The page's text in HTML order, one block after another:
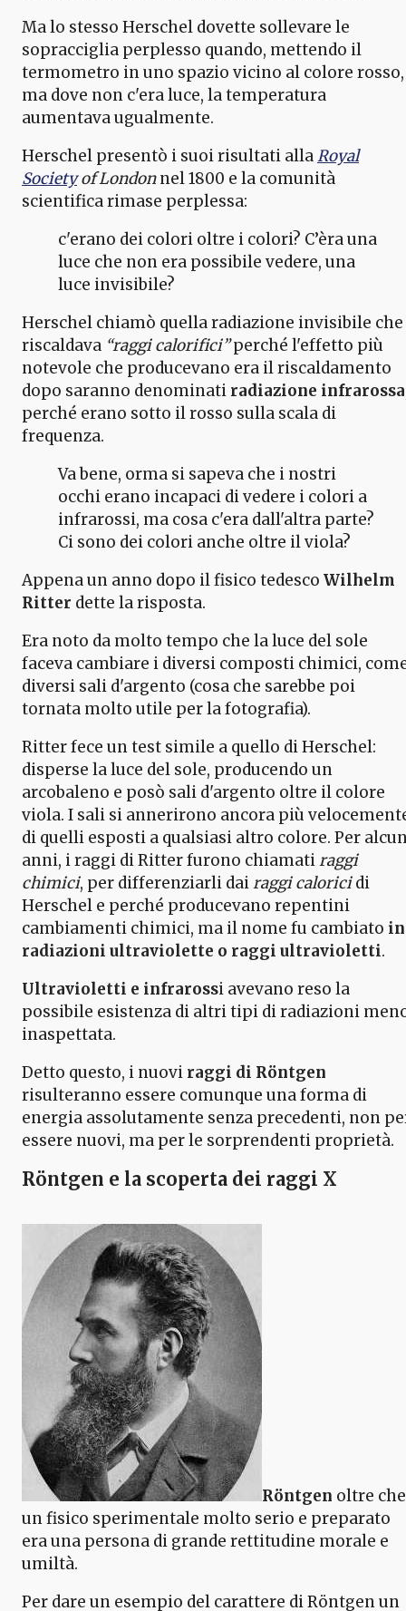
Ma lo stesso Herschel dovette sollevare le
sopracciglia perplesso quando, mettendo il
termometro in uno spazio vicino al colore rosso,
ma dove non c'era luce, la temperatura
aumentava ugualmente.
Herschel presentò i suoi risultati allaRoyal
Societyof Londonnel 1800 e la comunità
scientifica rimase perplessa:
c'erano dei colori oltre i colori? C’èra una
luce che non era possibile vedere, una
luce invisibile?
Herschel chiamò quella radiazione invisibile che
riscaldava “raggi calorifici”perché l'effetto più
notevole che producevano era il riscaldamento
dopo saranno denominati radiazione infrarossa
perché erano sotto il rosso sulla scala di
frequenza.
Va bene, orma si sapeva che i nostri
occhi erano incapaci di vedere i colori a
infrarossi, ma cosa c'era dall'altra parte?
Ci sono dei colori anche oltre il viola?
Appena un anno dopo il fisico tedesco Wilhelm
Ritter dette la risposta.
Era noto da molto tempo che la luce del sole
faceva cambiare i diversi composti chimici,
diversi sali d'argento (cosa che sarebbe poi
tornata molto utile per la fotografia).
Ritter fece un test simile a quello di Herschel:
disperse la luce del sole, producendo un
arcobaleno e posò sali d'argento oltre il colore
viola. I sali si annerirono ancora più
di quelli esposti a qualsiasi altro colore. Per
anni, i raggi di Ritter furono chiamatiraggi
chimici, per differenziarli dairaggi caloricidi
Herschel e perché producevano repentini
cambiamenti chimici, ma il nome fu cambiato in
radiazioni ultraviolette o raggi ultravioletti.
Ultravioletti e infrarossi avevano reso la
possibile esistenza di altri tipi di radiazioni
inaspettata.
Detto questo, i nuovi raggi di Röntgen
risulteranno essere comunque una forma di
energia assolutamente senza precedenti, non
essere nuovi, ma per le sorprendenti proprietà.
Röntgen e la scoperta dei raggi X
Röntgen oltre che
un fisico sperimentale molto serio e preparato
era una persona di grande rettitudine morale e
umiltà.
Per dare un esempio del carattere di Röntgen un